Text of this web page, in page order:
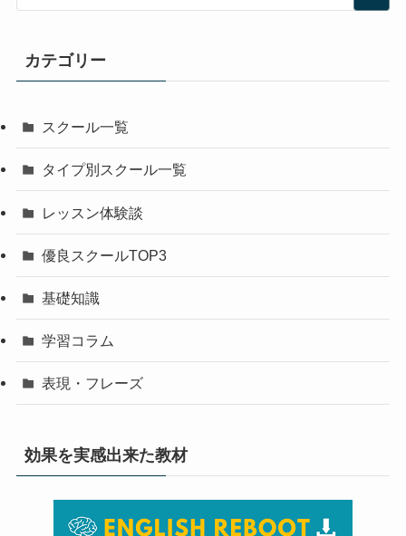
カテゴリー
スクール一覧
タイプ別スクール一覧
レッスン体験談
優良スクールTOP3
基礎知識
学習コラム
表現・フレーズ
効果を実感出来た教材